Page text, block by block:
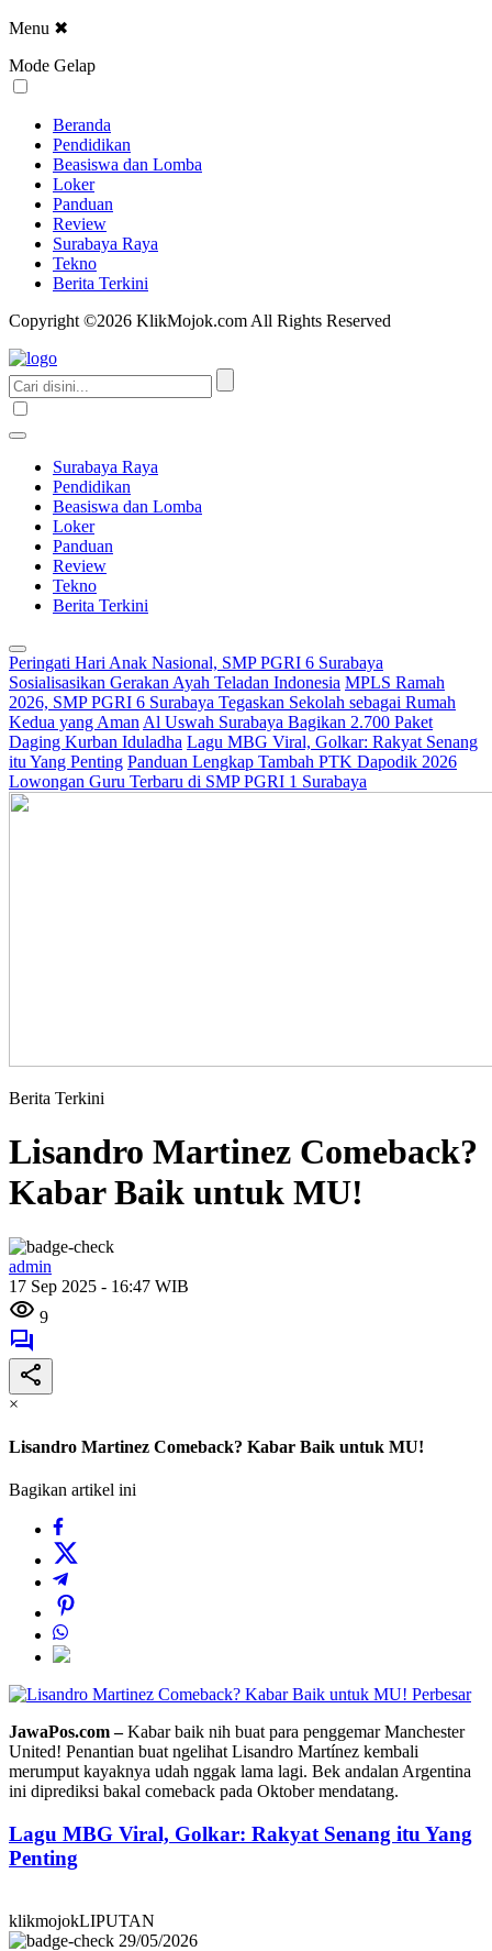
Menu ✖
Mode Gelap
Beranda
Pendidikan
Beasiswa dan Lomba
Loker
Panduan
Review
Surabaya Raya
Tekno
Berita Terkini
Copyright ©2026 KlikMojok.com All Rights Reserved
Surabaya Raya
Pendidikan
Beasiswa dan Lomba
Loker
Panduan
Review
Tekno
Berita Terkini
Peringati Hari Anak Nasional, SMP PGRI 6 Surabaya
Sosialisasikan Gerakan Ayah Teladan Indonesia MPLS Ramah
2026, SMP PGRI 6 Surabaya Tegaskan Sekolah sebagai Rumah
Kedua yang Aman Al Uswah Surabaya Bagikan 2.700 Paket
Daging Kurban Iduladha Lagu MBG Viral, Golkar: Rakyat Senang
itu Yang Penting Panduan Lengkap Tambah PTK Dapodik 2026
Lowongan Guru Terbaru di SMP PGRI 1 Surabaya
Berita Terkini
Lisandro Martinez Comeback?
Kabar Baik untuk MU!
admin
17 Sep 2025 - 16:47 WIB
9
×
Lisandro Martinez Comeback? Kabar Baik untuk MU!
Bagikan artikel ini
Perbesar
JawaPos.com –Kabar baik nih buat para penggemar Manchester
United! Penantian buat ngelihat Lisandro Martínez kembali
merumput kayaknya udah nggak lama lagi. Bek andalan Argentina
ini diprediksi bakal comeback pada Oktober mendatang.
Lagu MBG Viral, Golkar: Rakyat Senang itu Yang
Penting
klikmojokLIPUTAN
29/05/2026